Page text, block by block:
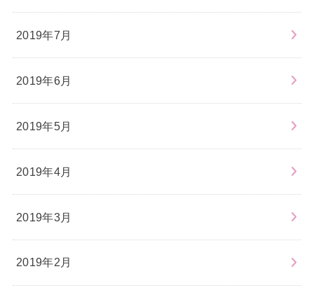
2019年7月
2019年6月
2019年5月
2019年4月
2019年3月
2019年2月